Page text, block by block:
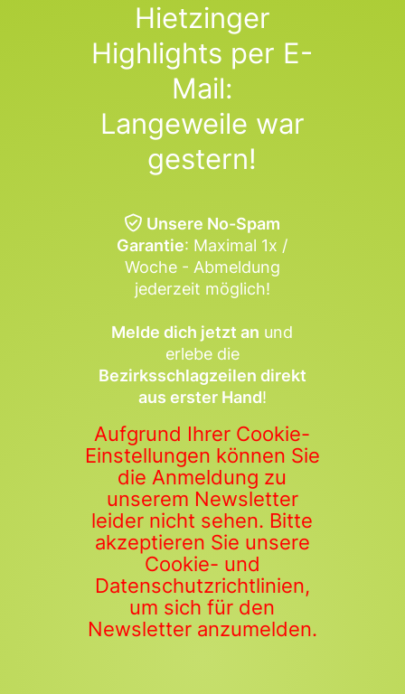
Hietzinger
Highlights per E-
Mail:
Langeweile war
gestern!
Unsere No-Spam
Garantie: Maximal 1x /
Woche - Abmeldung
jederzeit möglich!
Melde dich jetzt an und
erlebe die
Bezirksschlagzeilen direkt
aus erster Hand!
Aufgrund Ihrer Cookie-
Einstellungen können Sie
die Anmeldung zu
unserem Newsletter
leider nicht sehen. Bitte
akzeptieren Sie unsere
Cookie- und
Datenschutzrichtlinien,
um sich für den
Newsletter anzumelden.